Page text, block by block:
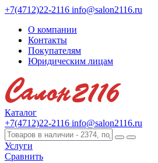
+7(4712)22-2116 info@salon2116.ru
О компании
Контакты
Покупателям
Юридическим лицам
Каталог
+7(4712)22-2116 info@salon2116.ru
Услуги
Сравнить